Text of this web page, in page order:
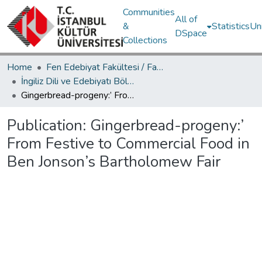
Communities
&
Collections
All of
DSpace
Statistics
Home
Fen Edebiyat Fakültesi / Faculty of Letters and Sciences
İngiliz Dili ve Edebiyatı Bölümü / Department of English Language and Literature
Gingerbread-progeny:’ From Festive to Commercial Food in Ben Jonson’s Bartholomew Fair
Publication: Gingerbread-progeny:’
From Festive to Commercial Food in
Ben Jonson’s Bartholomew Fair